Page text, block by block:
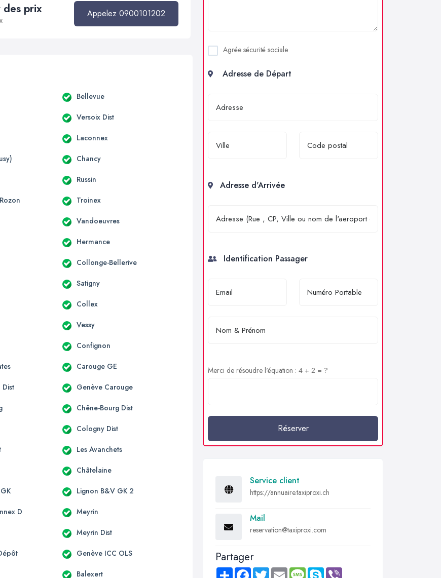
prix Appelez 0900101202
Bellevue
Versoix Dist
Laconnex
Chancy
Russin
Troinex
Vandoeuvres
Hermance
Collonge-Bellerive
Satigny
Collex
Vessy
Confignon
Carouge GE
Dist Genève Carouge
Chêne-Bourg Dist
Cologny Dist
Les Avanchets
Châtelaine
Lignon B&V GK 2
D Meyrin
Meyrin Dist
Genève ICC OLS
Balexert
Agrée sécurité sociale
Adresse de Départ
Adresse d'Arrivée
Identification Passager
Merci de résoudre l'équation : 4 + 2 = ?
Réserver
Service client
https://annuaire.taxiproxi.ch
Mail
reservation@taxiproxi.com
Partager
Share FacebookTwitter Email MessageSkype